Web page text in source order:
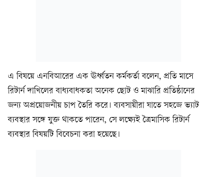
এ বিষয়ে এনবিআরের এক ঊর্ধ্বতন কর্মকর্তা বলেন, প্রতি মাসে
রিটার্ন দাখিলের বাধ্যবাধকতা অনেক ছোট ও মাঝারি প্রতিষ্ঠানের
জন্য অপ্রয়োজনীয় চাপ তৈরি করে। ব্যবসায়ীরা যাতে সহজে ভ্যাট
ব্যবস্থার সঙ্গে যুক্ত থাকতে পারেন, সে লক্ষ্যেই ত্রৈমাসিক রিটার্ন
ব্যবস্থার বিষয়টি বিবেচনা করা হয়েছে।